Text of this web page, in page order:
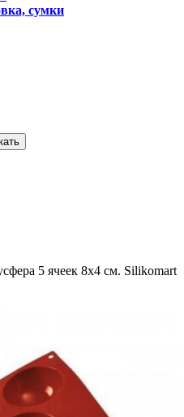
сумки
5 ячеек 8х4 см. Silikomart